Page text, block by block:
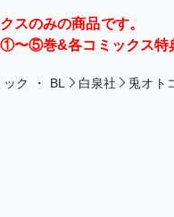
スのみの商品です。
〜⑤巻&各コミックス特
ック ・ BL 白泉社 兎オト